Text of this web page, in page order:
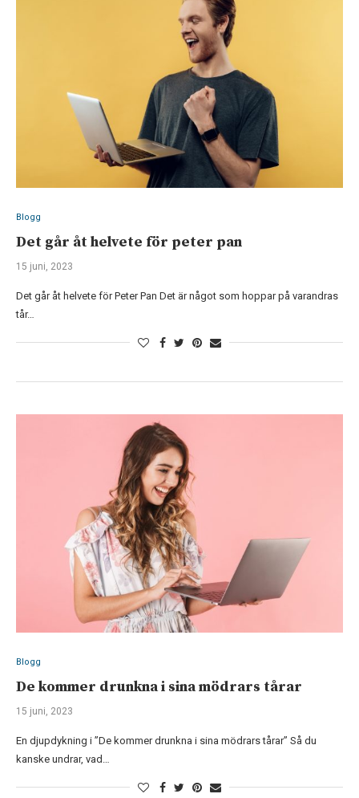
Blogg
Det går åt helvete för peter pan
15 juni, 2023
Det går åt helvete för Peter Pan Det är något som hoppar på varandras
tår…
Blogg
De kommer drunkna i sina mödrars tårar
15 juni, 2023
En djupdykning i ”De kommer drunkna i sina mödrars tårar” Så du
kanske undrar, vad…